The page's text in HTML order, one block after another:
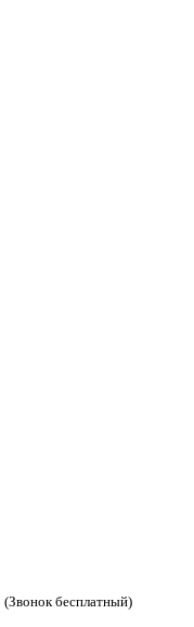
(Звонок бесплатный)